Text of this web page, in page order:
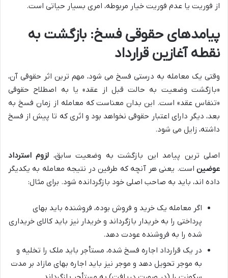
از فوریت یا عدم فوریت خیار مربوطه، امری بسیار حیاتی است.
پیامدهای حقوقی فسخ: بازگشت به
نقطه آغازین قرارداد
وقتی یک معامله به درستی فسخ می شود، مهم ترین اثر حقوقی آن،
«بازگشت وضعیت به حالت قبل از عقد» یا به اصطلاح حقوقی
«تنفاس عقد» است. این بدان معناست که معامله از زمان فسخ به
بعد، دیگر دارای اعتبار حقوقی نخواهد بود و اثری که تا پیش از فسخ
داشته، زایل می شود.
اصلی ترین پیامد این بازگشت به وضعیت سابق، لزوم استرداد
عوضین است. یعنی هر آنچه که طرفین در نتیجه معامله به یکدیگر
داده اند، باید به صاحب اصلی خود بازگردانده شود. برای مثال:
اگر معامله یک خرید و فروش بوده، فروشنده باید بهای
پرداختی را به خریدار بازگرداند و خریدار نیز باید کالای خریداری
شده را به فروشنده عودت دهد.
در یک قرارداد اجاره فسخ شده، مستأجر باید ملک را تخلیه و
به موجر تحویل دهد و موجر نیز باید اجاره بهای مازاد بر مدت